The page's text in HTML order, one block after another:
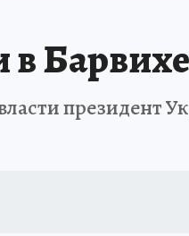
Барвихе
президент